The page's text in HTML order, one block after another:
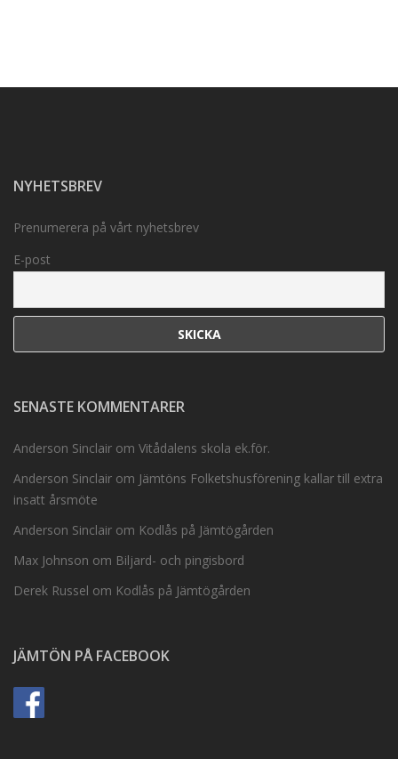
NYHETSBREV
Prenumerera på vårt nyhetsbrev
E-post
SENASTE KOMMENTARER
Anderson Sinclair om Vitådalens skola ek.för.
Anderson Sinclair om Jämtöns Folketshusförening kallar till extra
insatt årsmöte
Anderson Sinclair om Kodlås på Jämtögården
Max Johnson om Biljard- och pingisbord
Derek Russel om Kodlås på Jämtögården
JÄMTÖN PÅ FACEBOOK